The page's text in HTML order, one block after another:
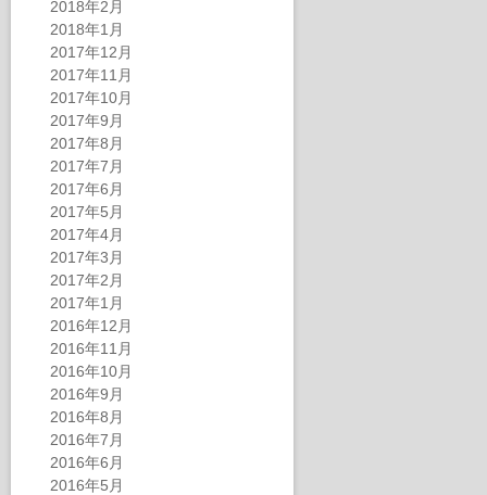
2018年2月
2018年1月
2017年12月
2017年11月
2017年10月
2017年9月
2017年8月
2017年7月
2017年6月
2017年5月
2017年4月
2017年3月
2017年2月
2017年1月
2016年12月
2016年11月
2016年10月
2016年9月
2016年8月
2016年7月
2016年6月
2016年5月